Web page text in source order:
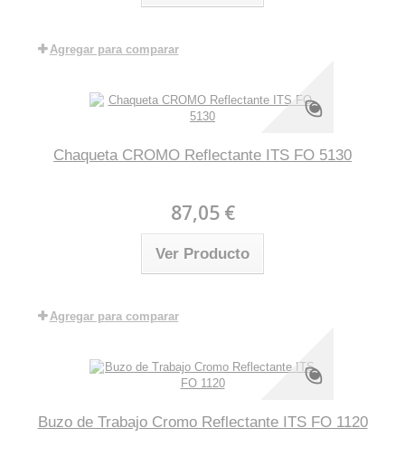
Agregar para comparar
Chaqueta CROMO Reflectante ITS FO 5130
87,05 €
Ver Producto
Agregar para comparar
Buzo de Trabajo Cromo Reflectante ITS FO 1120